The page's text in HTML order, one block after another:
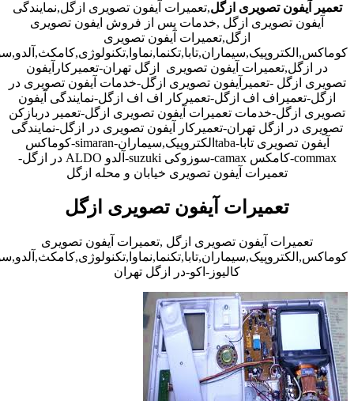
تعمیر آیفون تصویری ازگل,تعمیرات آیفون تصویری ازگل,نمایندگی
آیفون تصویری ازگل ,خدمات پس از فروش ایفون تصویری
ازگل,تعمیرات آیفون تصویری
در ازگل,تعمیرات آیفون تصویری ازگل تهران-تعمیرکارآیفون
تصویری ازگل -تعمیرآیفون تصویری ازگل-خدمات آیفون تصویری در
ازگل-تعمیراف اف ازگل-تعمیرکار اف اف ازگل-نمایندگی آیفون
تصویری ازگل-خدمات تعمیرات آیفون تصویری ازگل-تعمیر دربازکن
تصویری در ازگل تهران-تعمیرکار آیفون تصویری در ازگل-نمایندگی
آیفون تصویری تابا-tabaالکتروپیک,سیماران-simaran-کوماکس
commax-کامکس camax-سوزوکی suzuki-آلدو ALDO در ازگل-
تعمیرات آیفون تصویری خیابان و محله ازگل
تعمیرات آیفون تصویری ازگل
تعمیرات آیفون تصویری ازگل ,تعمیرات آیفون تصویری
کالیوز-اکو-در ازگل تهران